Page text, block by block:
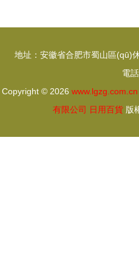
列一覽
地址：安徽省合肥市蜀山區(qū)
電
Copyright © 2026 www.lgzg.com.cn
有限公司 日用百貨 版